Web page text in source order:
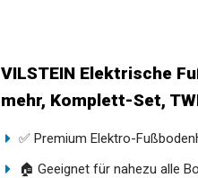
VILSTEIN Elektrische
mehr, Komplett-Set,
✅ Premium Elektro-
🏠 Geeignet für nahezu alle